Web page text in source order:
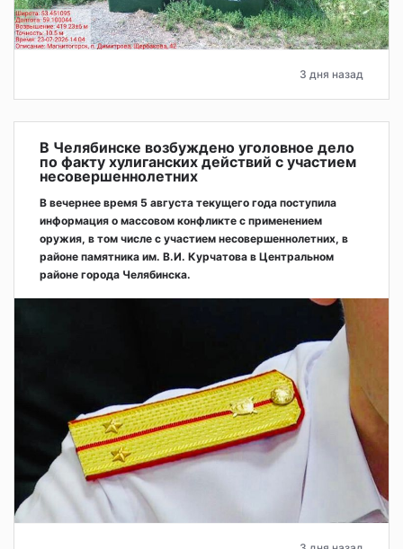
3 дня назад
В Челябинске возбуждено уголовное дело
по факту хулиганских действий с участием
несовершеннолетних
В вечернее время 5 августа текущего года поступила
информация о массовом конфликте с применением
оружия, в том числе с участием несовершеннолетних, в
районе памятника им. В.И. Курчатова в Центральном
районе города Челябинска.